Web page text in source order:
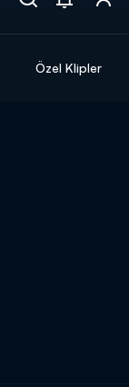
Özel Klipler